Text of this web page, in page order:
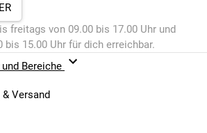
freitags von 09.00 bis 17.00 Uhr und
bis 15.00 Uhr für dich erreichbar.
Bereiche
Versand